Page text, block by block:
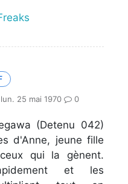
lun. 25 mai 1970
0
(Detenu 042)
d'Anne, jeune fille
qui la gènent.
et les